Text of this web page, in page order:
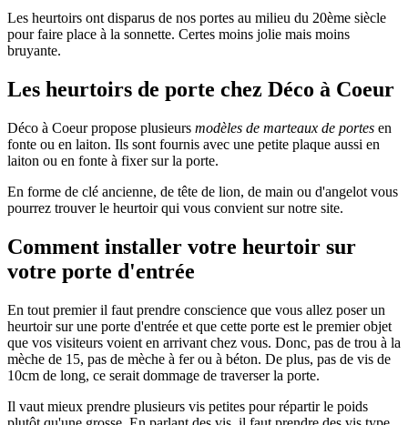
Les heurtoirs ont disparus de nos portes au milieu du 20ème siècle
pour faire place à la sonnette. Certes moins jolie mais moins
bruyante.
Les heurtoirs de porte chez Déco à Coeur
Déco à Coeur propose plusieurs modèles de marteaux de portes en
fonte ou en laiton. Ils sont fournis avec une petite plaque aussi en
laiton ou en fonte à fixer sur la porte.
En forme de clé ancienne, de tête de lion, de main ou d'angelot vous
pourrez trouver le heurtoir qui vous convient sur notre site.
Comment installer votre heurtoir sur
votre porte d'entrée
En tout premier il faut prendre conscience que vous allez poser un
heurtoir sur une porte d'entrée et que cette porte est le premier objet
que vos visiteurs voient en arrivant chez vous. Donc, pas de trou à la
mèche de 15, pas de mèche à fer ou à béton. De plus, pas de vis de
10cm de long, ce serait dommage de traverser la porte.
Il vaut mieux prendre plusieurs vis petites pour répartir le poids